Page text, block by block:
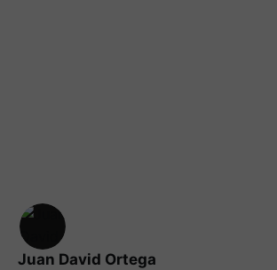
Juan David Ortega